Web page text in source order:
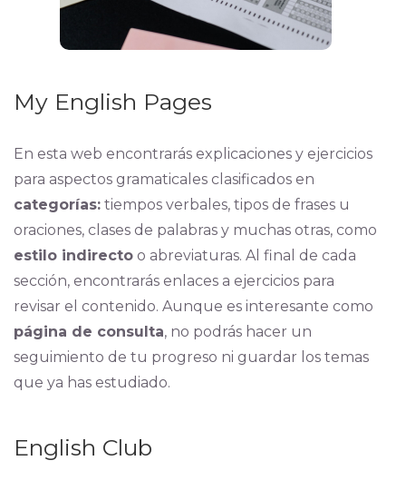
My English Pages
En esta web encontrarás explicaciones y ejercicios
para aspectos gramaticales clasificados en
categorías:tiempos verbales, tipos de frases u
oraciones, clases de palabras y muchas otras, como
estilo indirectoo abreviaturas. Al final de cada
sección, encontrarás enlaces a ejercicios para
revisar el contenido. Aunque es interesante como
página de consulta, no podrás hacer un
seguimiento de tu progreso ni guardar los temas
que ya has estudiado.
English Club